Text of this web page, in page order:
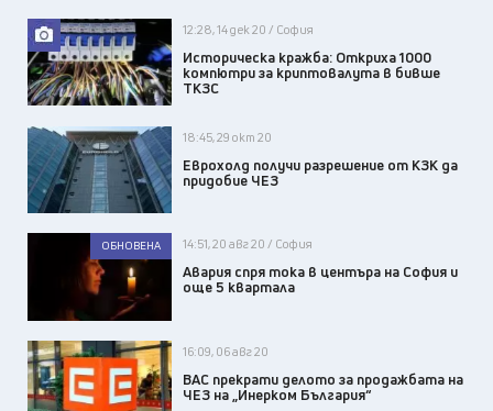
12:28, 14 дек 20 / София
Историческа кражба: Откриха 1000
компютри за криптовалута в бивше
ТКЗС
18:45, 29 окт 20
Еврохолд получи разрешение от КЗК да
придобие ЧЕЗ
ОБНОВЕНА 14:51, 20 авг 20 / София
Авария спря тока в центъра на София и
още 5 квартала
16:09, 06 авг 20
ВАС прекрати делото за продажбата на
ЧЕЗ на „Инерком България“